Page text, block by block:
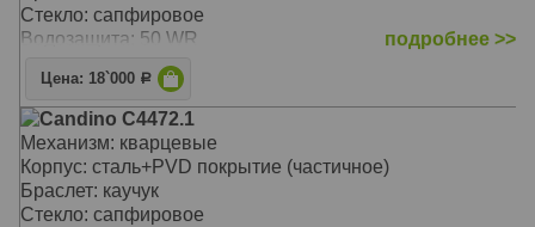
Стекло: сапфировое
Водозащита: 50 WR
подробнее >>
Цена: 18`000 Р
Candino C4472.1
Механизм: кварцевые
Корпус: сталь+PVD покрытие (частичное)
Браслет: каучук
Стекло: сапфировое